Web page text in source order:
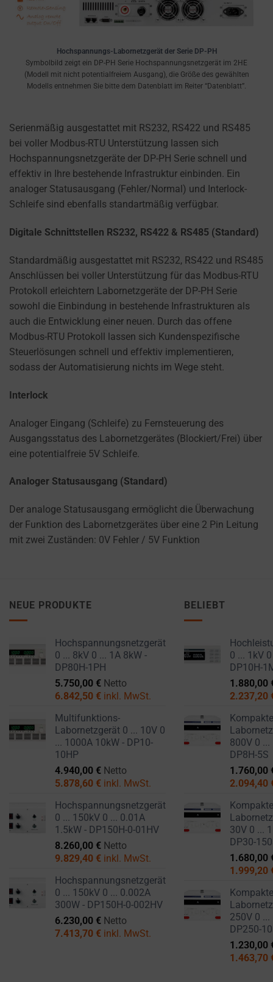
Hochspannungs-Labornetzgerät der Serie DP-PH
Symbolbild zeigt ein DP-PH Serie Hochspannungsnetzgerät im 2HE
(Modell mit nicht potentialfreiem Ausgang), die Größe des gewählten
Modells entnehmen Sie bitte dem Datenblatt im Reiter “Datenblatt”.
Serienmäßig ausgestattet mit RS232, RS422 und RS485
bei voller Modbus-RTU Unterstützung lassen sich
Hochspannungsnetzgeräte der DP-PH Serie schnell und
effektiv in Ihre bestehende Infrastruktur einbinden. Ein
analoger Statusausgang (Fehler/Normal) und Interlock-
Schleife sind ebenfalls standartmäßig verfügbar.
Digitale Schnittstellen RS232, RS422 & RS485 (Standard)
Standardmäßig ausgestattet mit RS232, RS422 und RS485
Anschlüssen bei voller Unterstützung für das Modbus-RTU
Protokoll erleichtern Labornetzgeräte der DP-PH Serie
sowohl die Einbindung in bestehende Infrastrukturen als
auch die Entwicklung einer neuen. Durch das offene
Modbus-RTU Protokoll lassen sich Kundenspezifische
Steuerlösungen schnell und effektiv implementieren,
sodass der Automatisierung nichts im Wege steht.
Interlock
Analoger Eingang (Schleife) zu Fernsteuerung des
Ausgangsstatus des Labornetzgerätes (Blockiert/Frei) über
eine potentialfreie 5V Schleife.
Analoger Statusausgang (Standard)
Der analoge Statusausgang ermöglicht die Überwachung
der Funktion des Labornetzgerätes über eine 2 Pin Leitung
mit zwei Zuständen: 0V Fehler / 5V Funktion
NEUE PRODUKTE
Hochspannungsnetzgerät
0 ... 8kV 0 ... 1A 8kW -
DP80H-1PH
5.750,00 € Netto
6.842,50 € inkl. MwSt.
Multifunktions-
Labornetzgerät 0 ... 10V 0
... 1000A 10kW - DP10-
10HP
4.940,00 € Netto
5.878,60 € inkl. MwSt.
Hochspannungsnetzgerät
0 ... 150kV 0 ... 0.01A
1.5kW - DP150H-0-01HV
8.260,00 € Netto
9.829,40 € inkl. MwSt.
Hochspannungsnetzgerät
0 ... 150kV 0 ... 0.002A
300W - DP150H-0-002HV
6.230,00 € Netto
7.413,70 € inkl. MwSt.
BELIEBT
0 ... 1kV
DP10H-
1.880,00
2.237,20
800V 0 ...
DP8H-5S
1.760,00
2.094,40
30V 0 ...
DP30-
1.680,00
1.999,20
250V 0 ...
DP250-
1.230,00
1.463,70